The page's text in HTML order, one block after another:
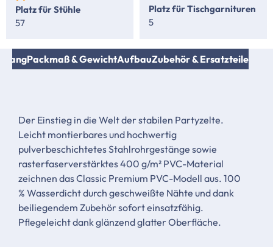
Platz für Stühle
57
Platz für Tischgarnituren
5
Packmaß & GewichtAufbauZubehör & Ersatzteile
Der Einstieg in die Welt der stabilen Partyzelte.
Leicht montierbares und hochwertig
pulverbeschichtetes Stahlrohrgestänge sowie
rasterfaserverstärktes 400 g/m² PVC-Material
zeichnen das Classic Premium PVC-Modell aus. 100
% Wasserdicht durch geschweißte Nähte und dank
beiliegendem Zubehör sofort einsatzfähig.
Pflegeleicht dank glänzend glatter Oberfläche.